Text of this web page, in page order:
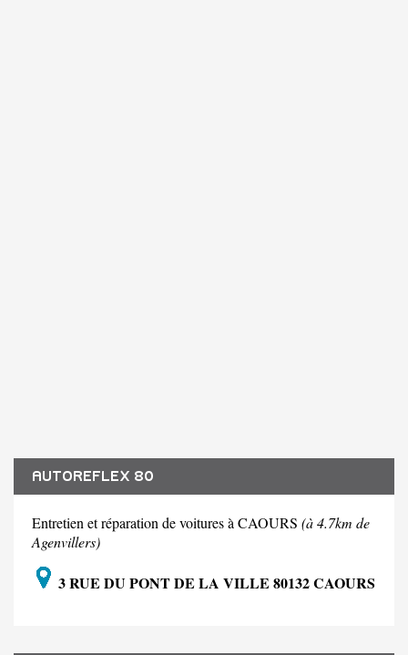
AUTOREFLEX 80
Entretien et réparation de voitures à CAOURS (à 4.7km de
Agenvillers)
3 RUE DU PONT DE LA VILLE 80132 CAOURS